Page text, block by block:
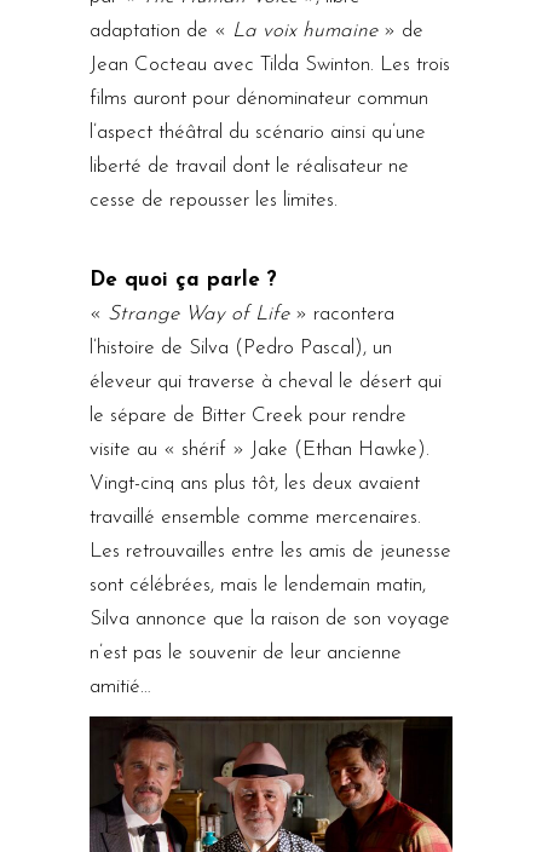
adaptation de « La voix humaine» de
Jean Cocteau avec Tilda Swinton. Les trois
films auront pour dénominateur commun
l’aspect théâtral du scénario ainsi qu’une
liberté de travail dont le réalisateur ne
cesse de repousser les limites.
De quoi ça parle ?
« Strange Way of Life » racontera
l’histoire de Silva (Pedro Pascal), un
éleveur qui traverse à cheval le désert qui
le sépare de Bitter Creek pour rendre
visite au « shérif » Jake (Ethan Hawke).
Vingt-cinq ans plus tôt, les deux avaient
travaillé ensemble comme mercenaires.
Les retrouvailles entre les amis de jeunesse
sont célébrées, mais le lendemain matin,
Silva annonce que la raison de son voyage
n’est pas le souvenir de leur ancienne
amitié…